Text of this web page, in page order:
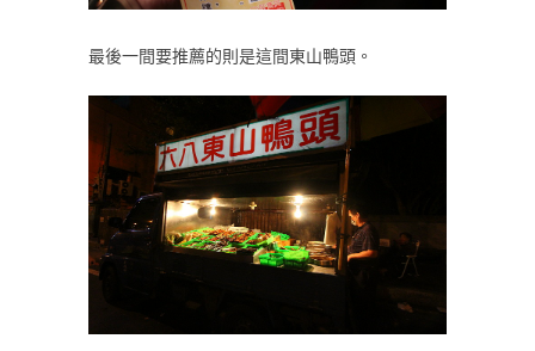
最後一間要推薦的則是這間東山鴨頭。